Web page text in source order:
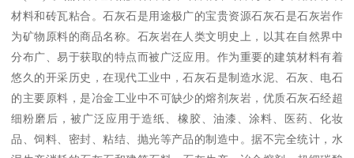
材料和砖瓦粘合。石灰石是用途极广的宝贵资源石灰石是石灰岩作
为矿物原料的商品名称。石灰岩在人类文明史上，以其在自然界中
分布广、易于获取的特点而被广泛应用。作为重要的建筑材料有着
悠久的开采历史，在现代工业中，石灰石是制造水泥、石灰、电石
的主要原料，是冶金工业中不可缺少的熔剂灰岩，优质石灰石经超
细粉磨后，被广泛应用于造纸、橡胶、油漆、涂料、医药、化妆
品、饲料、密封、粘结、抛光等产品的制造中。据不完全统计，水